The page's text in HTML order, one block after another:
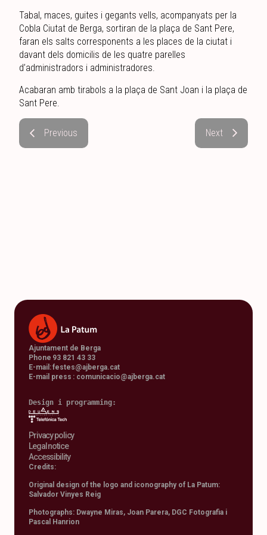
Tabal, maces, guites i gegants vells, acompanyats per la
Cobla Ciutat de Berga, sortiran de la plaça de Sant Pere,
faran els salts corresponents a les places de la ciutat i
davant dels domicilis de les quatre parelles
d’administradors i administradores.
Acabaran amb tirabols a la plaça de Sant Joan i la plaça de
Sant Pere.
Previous Next
Ajuntament de Berga
Phone 93 821 43 33
E-mail:festes@ajberga.cat
E-mail press : comunicacio@ajberga.cat
Design i programming:
Privacy policy
Legal notice
Accessibility
Credits:
Original design of the logo and iconography of La Patum:
Salvador Vinyes Reig
Photographs: Dwayne Miras, Joan Parera, DGC Fotografia i
Pascal Hanrion